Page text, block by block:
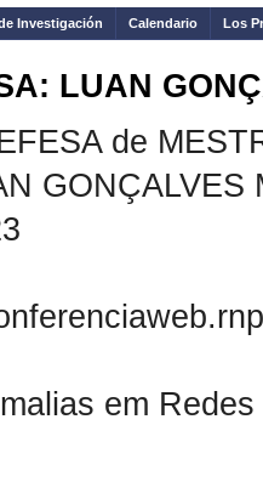
Investigación Calendario Los
LUAN
de
GONÇALVES
em